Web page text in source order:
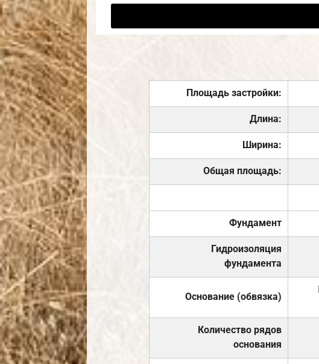
Площадь застройки:
Длина:
Ширина:
Общая площадь:
Фундамент
Гидроизоляция
фундамента
Основание (обвязка)
Количество рядов
основания